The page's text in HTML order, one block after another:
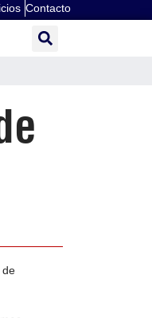
Contacto
de